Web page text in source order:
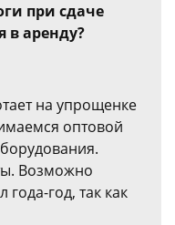
при сдаче
в аренду?
на упрощенке
оптовой
Возможно
года-год, так как